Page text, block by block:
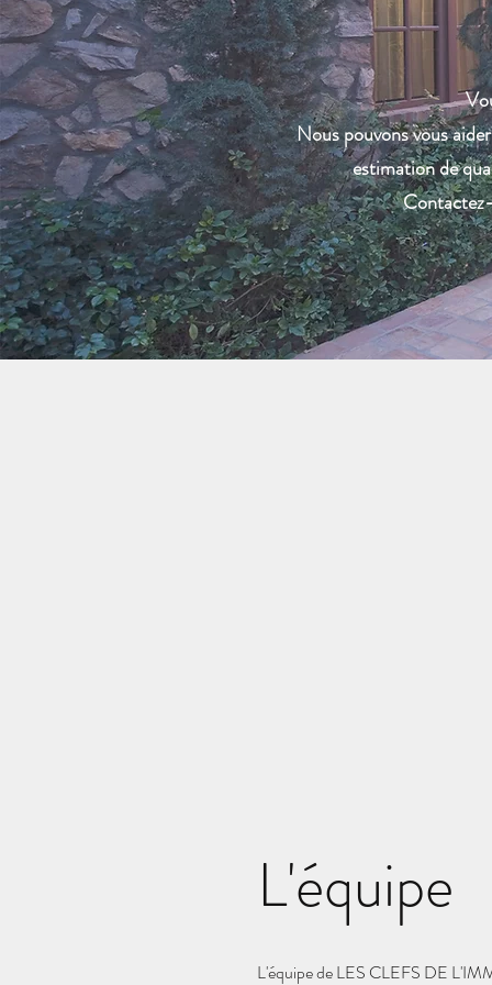
Nous pouvons vous
estimation de
L'équipe
L'équipe de LES CLEFS DE